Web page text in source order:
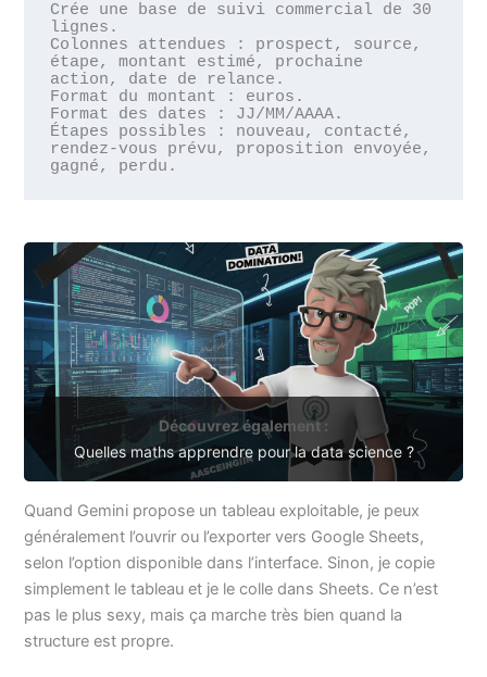
Crée une base de suivi commercial de 30
lignes.
Colonnes attendues : prospect, source,
étape, montant estimé, prochaine
action, date de relance.
Format du montant : euros.
Format des dates : JJ/MM/AAAA.
Étapes possibles : nouveau, contacté,
rendez-vous prévu, proposition envoyée,
gagné, perdu.
Découvrez également :
Quelles maths apprendre pour la data science ?
Quand Gemini propose un tableau exploitable, je peux
généralement l’ouvrir ou l’exporter vers Google Sheets,
selon l’option disponible dans l’interface. Sinon, je copie
simplement le tableau et je le colle dans Sheets. Ce n’est
pas le plus sexy, mais ça marche très bien quand la
structure est propre.